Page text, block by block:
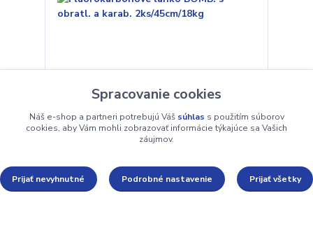
Fluorokarbónové lanko BOMB! s obratl. a karab.
2ks/45cm/18kg
Pridať do košíka
Spracovanie cookies
Náš e-shop a partneri potrebujú Váš súhlas s použitím súborov
cookies, aby Vám mohli zobrazovať informácie týkajúce sa Vašich
záujmov.
Prijať nevyhnutné Podrobné nastavenie Prijať všetky